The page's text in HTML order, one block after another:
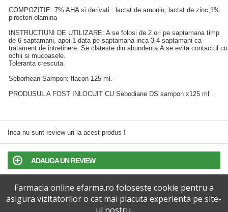
COMPOZITIE: 7% AHA si derivati : lactat de amoniu, lactat de zinc;1%
pirocton-olamina
INSTRUCTIUNI DE UTILIZARE: A se folosi de 2 ori pe saptamana timp
de 6 saptamani, apoi 1 data pe saptamana inca 3-4 saptamani ca
tratament de intretinere. Se clateste din abundenta.A se evita contactul cu
ochii si mucoasele.
­Toleranta crescuta.
Seborhean Sampon: flacon 125 ml.
PRODUSUL A FOST INLOCUIT CU Sebodiane DS sampon x125 ml .
Inca nu sunt review-uri la acest produs !
ADAUGA UN REVIEW
TERMENI SI CONDITII
Farmacia online efarma.ro foloseste cookie pentru a
asigura vizitatorilor o cat mai placuta experienta pe site-